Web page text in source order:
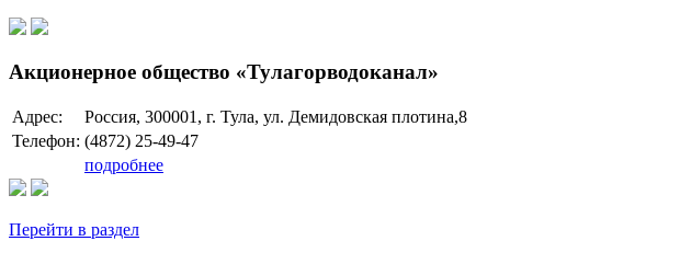
Акционерное общество «Тулагорводоканал»
Адрес:
Россия, 300001, г. Тула, ул. Демидовская плотина,8
Телефон: (4872) 25-49-47
подробнее
Перейти в раздел